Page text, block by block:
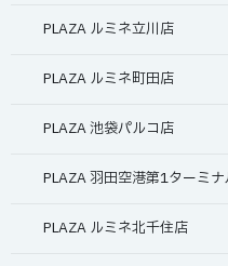
PLAZA ルミネ立川店
PLAZA ルミネ町田店
PLAZA 池袋パルコ店
PLAZA 羽田空港第1ターミナ
PLAZA ルミネ北千住店